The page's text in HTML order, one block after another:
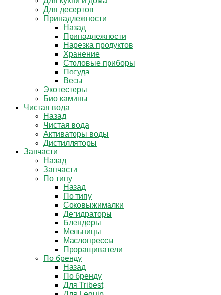
Для десертов
Принадлежности
Назад
Принадлежности
Нарезка продуктов
Хранение
Столовые приборы
Посуда
Весы
Экотестеры
Био камины
Чистая вода
Назад
Чистая вода
Активаторы воды
Дистилляторы
Запчасти
Назад
Запчасти
По типу
Назад
По типу
Соковыжималки
Дегидраторы
Блендеры
Мельницы
Маслопрессы
Проращиватели
По бренду
Назад
По бренду
Для Tribest